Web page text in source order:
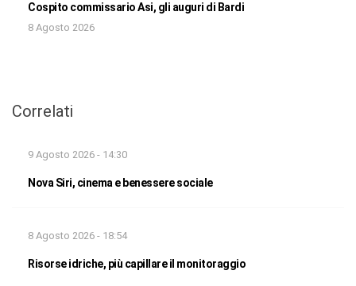
Cospito commissario Asi, gli auguri di Bardi
8 Agosto 2026
Correlati
9 Agosto 2026 - 14:30
Nova Siri, cinema e benessere sociale
8 Agosto 2026 - 18:54
Risorse idriche, più capillare il monitoraggio